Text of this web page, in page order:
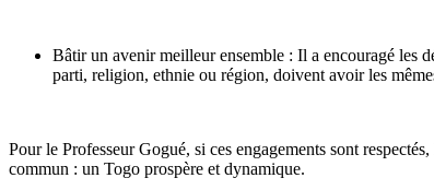
Bâtir un avenir meilleur ensemble : Il a encouragé les
parti, religion, ethnie ou région, doivent avoir les
Pour le Professeur Gogué, si ces engagements sont
commun : un Togo prospère et dynamique.